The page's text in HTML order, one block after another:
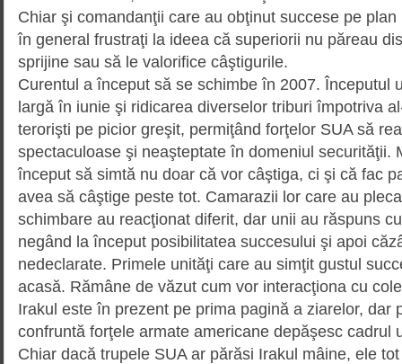
Chiar şi comandanţii care au obţinut succese pe
în general frustraţi la ideea că superiorii nu păreau
sprijine sau să le valorifice câştigurile.
Curentul a început să se schimbe în 2007. Începutul
largă în iunie şi ridicarea diverselor triburi împotriva
terorişti pe picior greşit, permiţând forţelor SUA să
spectaculoase şi neaşteptate în domeniul securităţii.
început să simtă nu doar că vor câştiga, ci şi că fac
avea să câştige peste tot. Camarazii lor care au
schimbare au reacţionat diferit, dar unii au răspuns
negând la început posibilitatea succesului şi apoi
nedeclarate. Primele unităţi care au simţit gustul
acasă. Rămâne de văzut cum vor interacţiona cu
Irakul este în prezent pe prima pagină a ziarelor, dar
confruntă forţele armate americane depăşesc cadrul
Chiar dacă trupele SUA ar părăsi Irakul mâine, ele